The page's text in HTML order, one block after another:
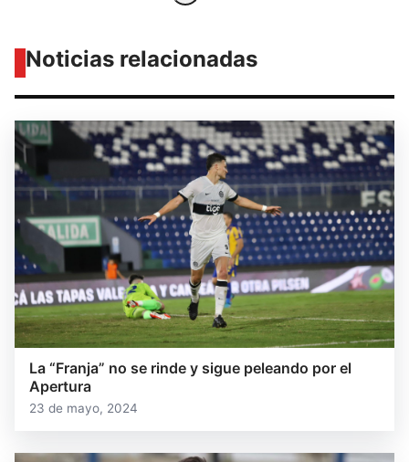
Noticias relacionadas
La “Franja” no se rinde y sigue peleando por el
Apertura
23 de mayo, 2024